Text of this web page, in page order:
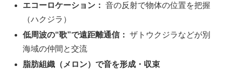
エコーロケーション： 音の反射で物体の位置を把握
（ハクジラ）
低周波の“歌”で遠距離通信： ザトウクジラなどが別
海域の仲間と交流
脂肪組織（メロン）で音を形成・収束